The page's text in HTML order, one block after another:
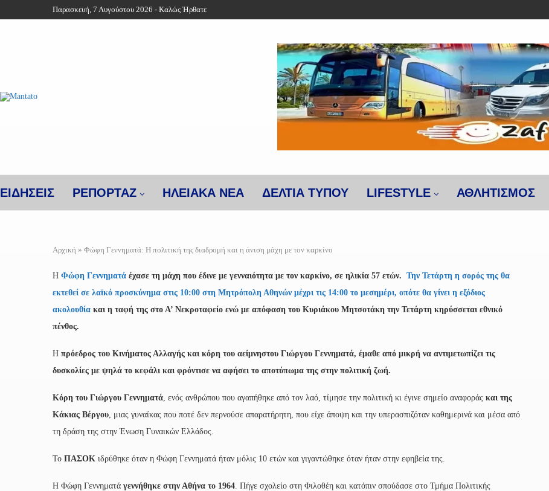
Παρασκευή, 7 Αυγούστου 2026 - Καλώς Ήρθατε
ΕΙΔΗΣΕΙΣ ΡΕΠΟΡΤΑΖ ΗΛΕΙΑΚΑ ΝΕΑ ΔΕΛΤΙΑ ΤΥΠΟΥ LIFESTYLE ΑΘΛΗΤΙΣΜΌΣ
Αρχική » Φώφη Γεννηματά: Η πολιτική της διαδρομή και η άνιση μάχη με τον καρκίνο
Η Φώφη Γεννηματά έχασε τη μάχη που έδινε με γενναιότητα με τον καρκίνο, σε ηλικία 57 ετών. Την Τετάρτη η σορός της θα
εκτεθεί σε λαϊκό προσκύνημα στις 10:00 στη Μητρόπολη Αθηνών μέχρι τις 14:00 το μεσημέρι, οπότε θα γίνει η εξόδιος
ακολουθία και η ταφή της στο Α’ Νεκροταφείο ενώ με απόφαση του Κυριάκου Μητσοτάκη την Τετάρτη κηρύσσεται εθνικό
πένθος.
Η πρόεδρος του Κινήματος Αλλαγής και κόρη του αείμνηστου Γιώργου Γεννηματά, έμαθε από μικρή να αντιμετωπίζει τις
δυσκολίες με ψηλά το κεφάλι και φρόντισε να αφήσει το αποτύπωμα της στην πολιτική ζωή.
Κόρη του Γιώργου Γεννηματά, ενός ανθρώπου που αγαπήθηκε από τον λαό, τίμησε την πολιτική κι έγινε σημείο αναφοράς και της
Κάκιας Βέργου, μιας γυναίκας που ποτέ δεν περνούσε απαρατήρητη, που είχε άποψη και την υπερασπιζόταν καθημερινά και μέσα από
τη δράση της στην Ένωση Γυναικών Ελλάδος.
Το ΠΑΣΟΚ ιδρύθηκε όταν η Φώφη Γεννηματά ήταν μόλις 10 ετών και γιγαντώθηκε όταν ήταν στην εφηβεία της.
Η Φώφη Γεννηματά γεννήθηκε στην Αθήνα το 1964. Πήγε σχολείο στη Φιλοθέη και κατόπιν σπούδασε στο Τμήμα Πολιτικής